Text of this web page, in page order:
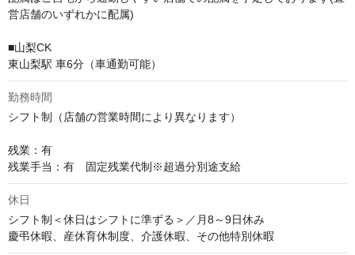
営店舗のいずれかに配属)
■山梨CK
東山梨駅 車6分（車通勤可能）
勤務時間
シフト制（店舗の営業時間により異なります）
残業：有
残業手当：有　固定残業代制※超過分別途支給
休日
シフト制＜休日はシフトに準ずる＞／月8～9日休み
慶弔休暇、産休育休制度、介護休暇、その他特別休暇